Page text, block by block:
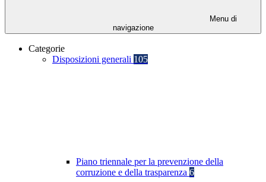
Menu di
navigazione
Categorie
Disposizioni generali 105
Piano triennale per la prevenzione della
corruzione e della trasparenza 6